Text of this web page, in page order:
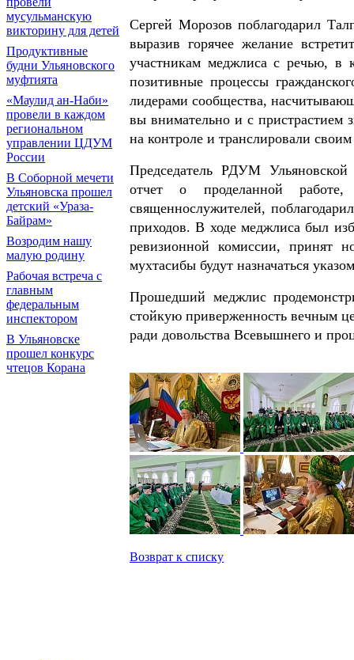
мусульманскую
викторину для детей
Продуктивные
будни Ульяновского
муфтията
«Маулид ан-Наби»
провели в каждом
региональном
управлении ЦДУМ
России
В Соборной мечети
Ульяновска прошел
детский «Ураза-
Байрам»
Возродим нашу
малую родину
Рабочая встреча с
главным
федеральным
инспектором
В Ульяновске
прошел конкурс
чтецов Корана
Сергей Морозов поблагодарил
выразив горячее желание
участникам меджлиса с речью, в
позитивные процессы
лидерами сообщества,
вы внимательно и с пристрастием
на контроле и транслировали
Председатель РДУМ
отчет о проделанной работе,
священнослужителей,
приходов. В ходе меджлиса был
ревизионной комиссии, принят
мухтасибы будут назначаться
Прошедший меджлис
стойкую приверженность вечным
ради довольства Всевышнего и
Возврат к списку